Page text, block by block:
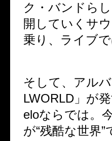
ク・バンドら
開していくサ
乗り、ライブ
そして、アル
LWORLD 」が
eloならでは。
が“残酷な世界”